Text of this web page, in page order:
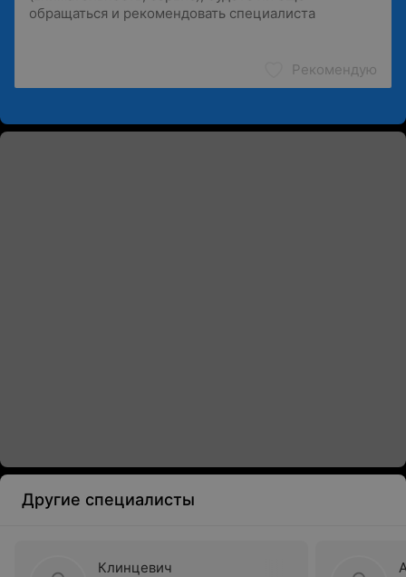
Рекомендую
Другие специалисты
Клинцевич